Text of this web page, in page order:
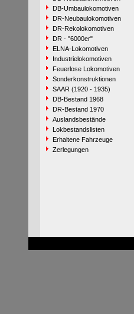
DB-Umbaulokomotiven
DR-Neubaulokomotiven
DR-Rekolokomotiven
DR - "6000er"
ELNA-Lokomotiven
Industrielokomotiven
Feuerlose Lokomotiven
Sonderkonstruktionen
SAAR (1920 - 1935)
DB-Bestand 1968
DR-Bestand 1970
Auslandsbestände
Lokbestandslisten
Erhaltene Fahrzeuge
Zerlegungen